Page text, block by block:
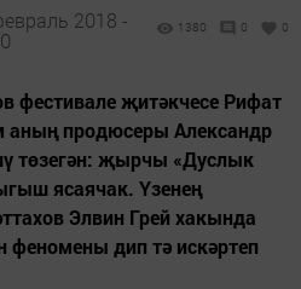
2018 -
1380 0 0
фестивале җитәкчесе Рифат
аның продюсеры Александр
төзегән: җырчы «Дуслык
ясаячак. Үзенең
Элвин Грей хакында
дип тә искәртеп